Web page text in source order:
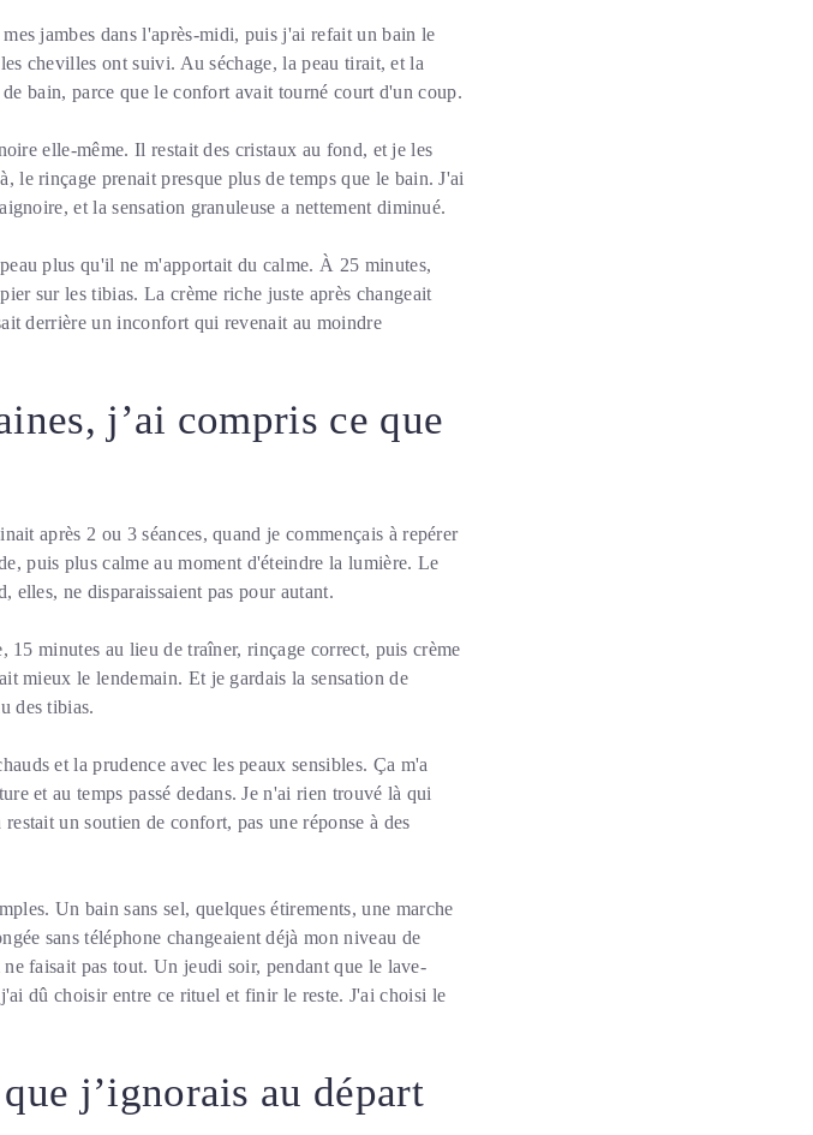
jambes dans l'après-midi, puis j'ai refait un bain le
chevilles ont suivi. Au séchage, la peau tirait, et la
bain, parce que le confort avait tourné court d'un coup.
elle-même. Il restait des cristaux au fond, et je les
le rinçage prenait presque plus de temps que le bain. J'ai
et la sensation granuleuse a nettement diminué.
plus qu'il ne m'apportait du calme. À 25 minutes,
sur les tibias. La crème riche juste après changeait
derrière un inconfort qui revenait au moindre
j’ai compris ce que
après 2 ou 3 séances, quand je commençais à repérer
puis plus calme au moment d'éteindre la lumière. Le
elles, ne disparaissaient pas pour autant.
minutes au lieu de traîner, rinçage correct, puis crème
mieux le lendemain. Et je gardais la sensation de
des tibias.
et la prudence avec les peaux sensibles. Ça m'a
et au temps passé dedans. Je n'ai rien trouvé là qui
un soutien de confort, pas une réponse à des
Un bain sans sel, quelques étirements, une marche
sans téléphone changeaient déjà mon niveau de
faisait pas tout. Un jeudi soir, pendant que le lave-
dû choisir entre ce rituel et finir le reste. J'ai choisi le
j’ignorais au départ